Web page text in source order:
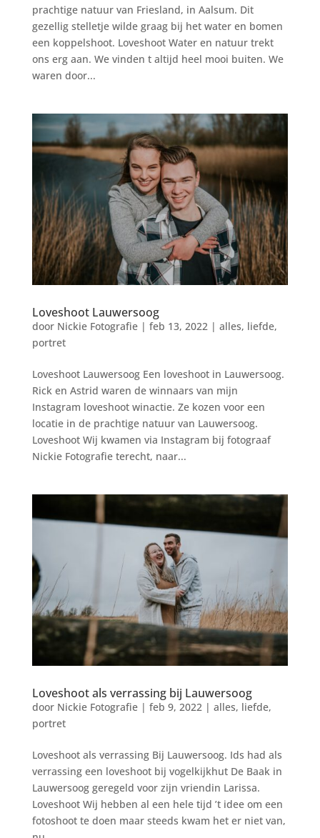
prachtige natuur van Friesland, in Aalsum. Dit
gezellig stelletje wilde graag bij het water en bomen
een koppelshoot. Loveshoot Water en natuur trekt
ons erg aan. We vinden t altijd heel mooi buiten. We
waren door...
Loveshoot Lauwersoog
door Nickie Fotografie| feb 13, 2022| alles, liefde,
portret
Loveshoot Lauwersoog Een loveshoot in Lauwersoog.
Rick en Astrid waren de winnaars van mijn
Instagram loveshoot winactie. Ze kozen voor een
locatie in de prachtige natuur van Lauwersoog.
Loveshoot Wij kwamen via Instagram bij fotograaf
Nickie Fotografie terecht, naar...
Loveshoot als verrassing bij Lauwersoog
door Nickie Fotografie| feb 9, 2022 | alles, liefde,
portret
Loveshoot als verrassing Bij Lauwersoog. Ids had als
verrassing een loveshoot bij vogelkijkhut De Baak in
Lauwersoog geregeld voor zijn vriendin Larissa.
Loveshoot Wij hebben al een hele tijd ’t idee om een
fotoshoot te doen maar steeds kwam het er niet van,